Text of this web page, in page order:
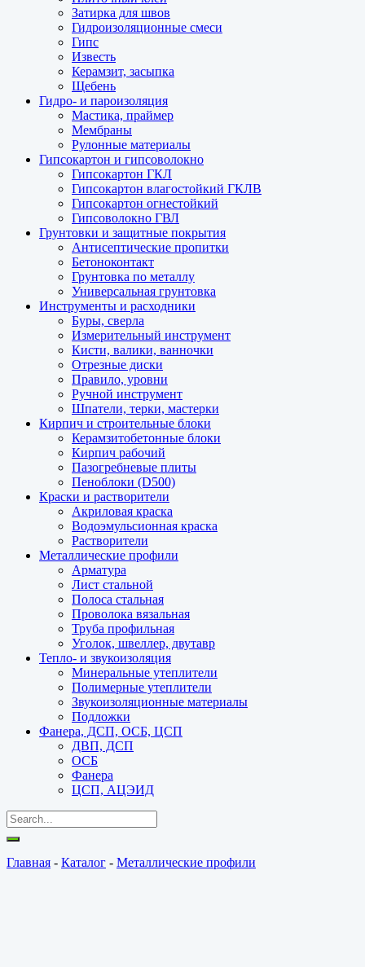
Затирка для швов
Гидроизоляционные смеси
Гипс
Известь
Керамзит, засыпка
Щебень
Гидро- и пароизоляция
Мастика, праймер
Мембраны
Рулонные материалы
Гипсокартон и гипсоволокно
Гипсокартон ГКЛ
Гипсокартон влагостойкий ГКЛВ
Гипсокартон огнестойкий
Гипсоволокно ГВЛ
Грунтовки и защитные покрытия
Антисептические пропитки
Бетоноконтакт
Грунтовка по металлу
Универсальная грунтовка
Инструменты и расходники
Буры, сверла
Измерительный инструмент
Кисти, валики, ванночки
Отрезные диски
Правило, уровни
Ручной инструмент
Шпатели, терки, мастерки
Кирпич и строительные блоки
Керамзитобетонные блоки
Кирпич рабочий
Пазогребневые плиты
Пеноблоки (D500)
Краски и растворители
Акриловая краска
Водоэмульсионная краска
Растворители
Металлические профили
Арматура
Лист стальной
Полоса стальная
Проволока вязальная
Труба профильная
Уголок, швеллер, двутавр
Тепло- и звукоизоляция
Минеральные утеплители
Полимерные утеплители
Звукоизоляционные материалы
Подложки
Фанера, ДСП, ОСБ, ЦСП
ДВП, ДСП
ОСБ
Фанера
ЦСП, АЦЭИД
Главная - Каталог - Металлические профили